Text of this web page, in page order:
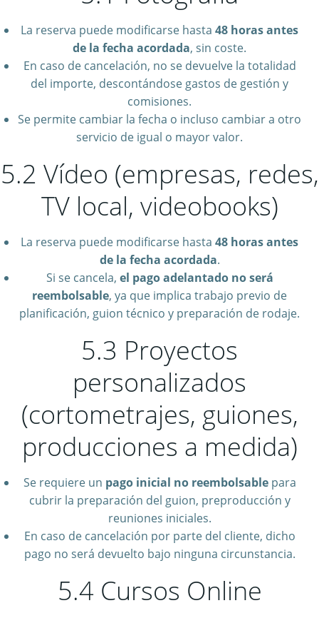
La reserva puede modificarse hasta 48 horas antes
de la fecha acordada, sin coste.
En caso de cancelación, no se devuelve la totalidad
del importe, descontándose gastos de gestión y
comisiones.
Se permite cambiar la fecha o incluso cambiar a otro
servicio de igual o mayor valor.
5.2 Vídeo (empresas, redes,
TV local, videobooks)
La reserva puede modificarse hasta 48 horas antes
de la fecha acordada.
Si se cancela, el pago adelantado no será
reembolsable, ya que implica trabajo previo de
planificación, guion técnico y preparación de rodaje.
5.3 Proyectos
personalizados
(cortometrajes, guiones,
producciones a medida)
Se requiere un pago inicial no reembolsablepara
cubrir la preparación del guion, preproducción y
reuniones iniciales.
En caso de cancelación por parte del cliente, dicho
pago no será devuelto bajo ninguna circunstancia.
5.4 Cursos Online